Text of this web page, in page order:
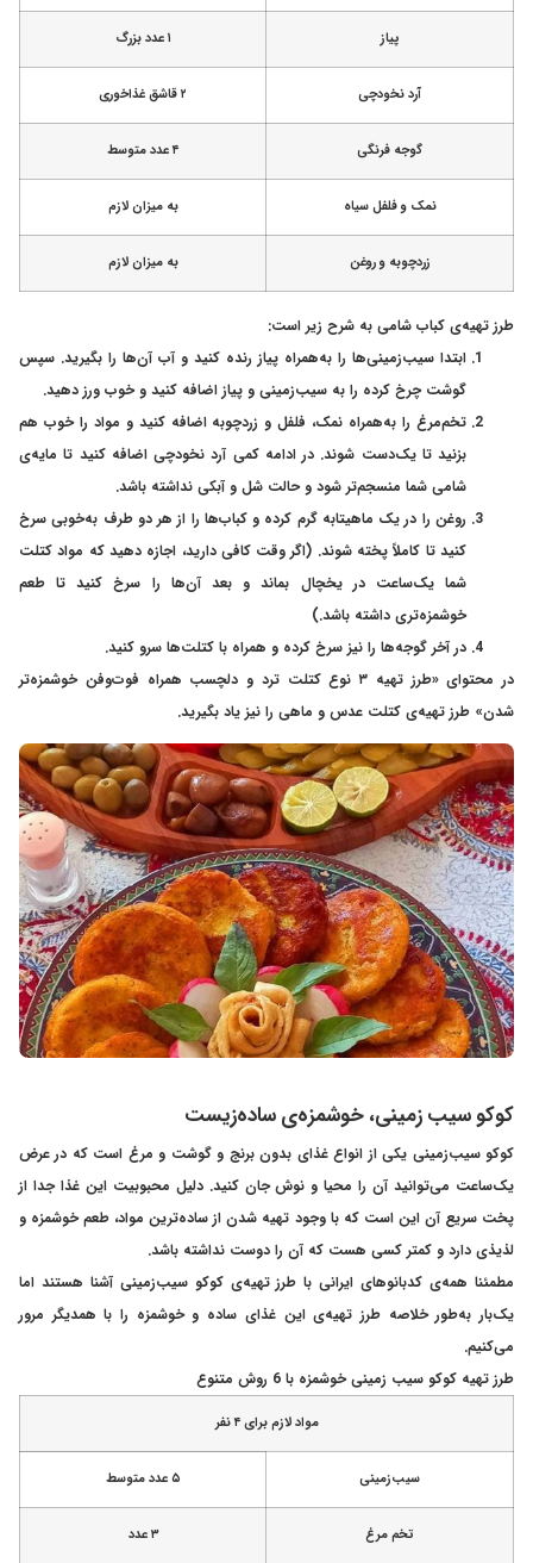
پیاز ۱ عدد بزرگ
آرد نخودچی ۲ قاشق غذاخوری
گوجه فرنگی ۴ عدد متوسط
نمک و فلفل سیاه به میزان لازم
زردچوبه و روغن به میزان لازم
طرز تهیه‌ی کباب شامی به شرح زیر است:
ابتدا سیب‌زمینی‌ها را به‌همراه پیاز رنده کنید و آب آن‌ها را بگیرید. سپس
گوشت چرخ کرده را به سیب‌زمینی و پیاز اضافه کنید و خوب ورز دهید.
تخم‌مرغ را به‌همراه نمک، فلفل و زردچوبه اضافه کنید و مواد را خوب هم
بزنید تا یک‌دست شوند. در ادامه کمی آرد نخودچی اضافه کنید تا مایه‌ی
شامی شما منسجم‌تر شود و حالت شل و آبکی نداشته باشد.
روغن را در یک ماهیتابه گرم کرده و کباب‌ها را از هر دو طرف به‌خوبی سرخ
کنید تا کاملاً پخته شوند. (اگر وقت کافی دارید، اجازه دهید که مواد کتلت
شما یک‌ساعت در یخچال بماند و بعد آن‌ها را سرخ کنید تا طعم
خوشمزه‌تری داشته باشد.)
در آخر گوجه‌ها را نیز سرخ کرده و همراه با کتلت‌ها سرو کنید.
در محتوای «
طرز تهیه ۳ نوع کتلت ترد و دلچسب همراه فوت‌وفن خوشمزه‌تر
شدن» طرز تهیه‌ی کتلت عدس و ماهی را نیز یاد بگیرید.
کوکو سیب زمینی، خوشمزه‌ی ساده‌زیست
کوکو سیب‌زمینی یکی از انواع غذای بدون برنج و گوشت و مرغ است که در عرض
یک‌ساعت می‌توانید آن را محیا و نوش جان کنید. دلیل محبوبیت این غذا جدا از
پخت سریع آن این است که با وجود تهیه شدن از ساده‌ترین مواد، طعم خوشمزه و
لذیذی دارد و کمتر کسی هست که آن را دوست نداشته باشد.
مطمئنا همه‌ی کدبانوهای ایرانی با طرز تهیه‌ی کوکو سیب‌زمینی آشنا هستند اما
یک‌بار به‌طور خلاصه طرز تهیه‌ی این غذای ساده و خوشمزه را با همدیگر مرور
می‌کنیم.
طرز تهیه کوکو سیب زمینی خوشمزه با 6 روش متنوع
مواد لازم برای ۴ نفر
سیب‌زمینی ۵ عدد متوسط
تخم مرغ ۳ عدد